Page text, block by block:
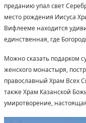
преданию упал свет
место рождения Иисуса
Вифлееме находится
единственная, где
Можно сказать подарком
женского монастыря,
православный Храм Всех
также Храм Казанской
умиротворение,